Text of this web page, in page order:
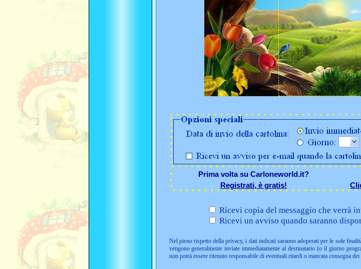
Prima volta su Carloneworld.it?
Registrati, è gratis!
Ricevi copia del messaggio che verrà
Ricevi un avviso quando saranno
Nel pieno rispetto della privacy, i dati indicati saranno adoperati per le sole
vengono generalmente inviate immediatamente al destinatario (o il giorno
non potrà essere ritenuto responsabile di eventuali ritardi o mancata consegna dei